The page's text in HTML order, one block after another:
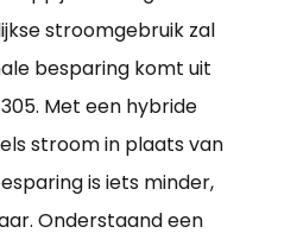
stroomgebruik zal
besparing komt uit
Met een hybride
stroom in plaats van
is iets minder,
Onderstaand een